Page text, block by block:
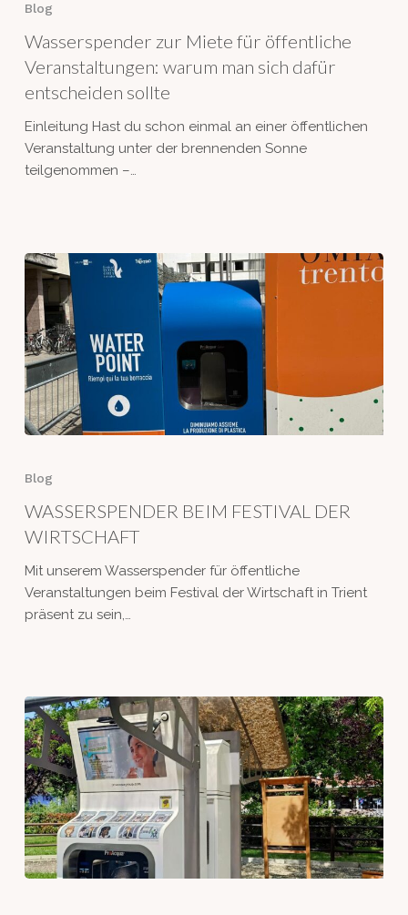
Miete
für
öffentliche
Veranstaltungen:
man
sich
dafür
Blog
Wasserspender zur Miete für öffentliche
Veranstaltungen: warum man sich dafür
entscheiden sollte
Einleitung Hast du schon einmal an einer öffentlichen
Veranstaltung unter der brennenden Sonne
teilgenommen –…
FESTIVAL
DER
WIRTSCHAFT
Blog
WASSERSPENDER BEIM FESTIVAL DER
WIRTSCHAFT
Mit unserem Wasserspender für öffentliche
Veranstaltungen beim Festival der Wirtschaft in Trient
präsent zu sein,…